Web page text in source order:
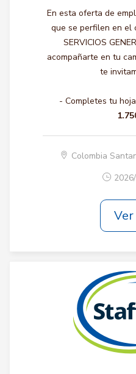
En esta oferta de
que se perfilen en el
SERVICIOS
acompañarte en tu
te
- Completes tu
Colombia
Ver